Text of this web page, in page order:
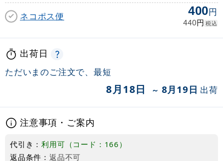
ネコポス便 400円
440円 税込
出荷日
ただいまのご注文で、最短
8月18日 ～ 8月19日 出荷
注意事項・ご案内
代引き：利用可（コード：166）
返品条件： 返品不可